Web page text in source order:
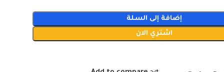
إضافة إلى السلة
اشتري الان